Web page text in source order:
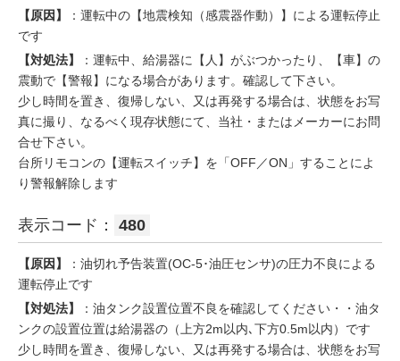
【原因】
：運転中の【地震検知（感震器作動）】による運転停止
です
【対処法】
：運転中、給湯器に【人】がぶつかったり、【車】の
震動で【警報】になる場合があります。確認して下さい。
少し時間を置き、復帰しない、又は再発する場合は、状態をお写
真に撮り、なるべく現存状態にて、当社・またはメーカーにお問
合せ下さい。
台所リモコンの【運転スイッチ】を「OFF／ON」することによ
り警報解除します
表示コード： 480
【原因】
：油切れ予告装置(OC-5･油圧センサ)の圧力不良による
運転停止です
【対処法】
：油タンク設置位置不良を確認してください・・油タ
ンクの設置位置は給湯器の（上方2m以内､下方0.5m以内）です
少し時間を置き、復帰しない、又は再発する場合は、状態をお写